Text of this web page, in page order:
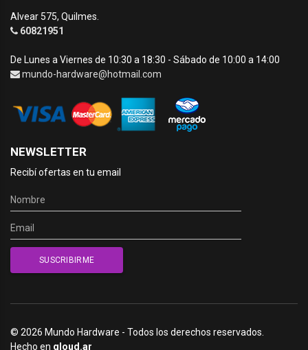
Alvear 575, Quilmes.
60821951
De Lunes a Viernes de 10:30 a 18:30 - Sábado de 10:00 a 14:00
mundo-hardware@hotmail.com
NEWSLETTER
Recibí ofertas en tu email
© 2026 Mundo Hardware - Todos los derechos reservados.
Hecho en qloud.ar